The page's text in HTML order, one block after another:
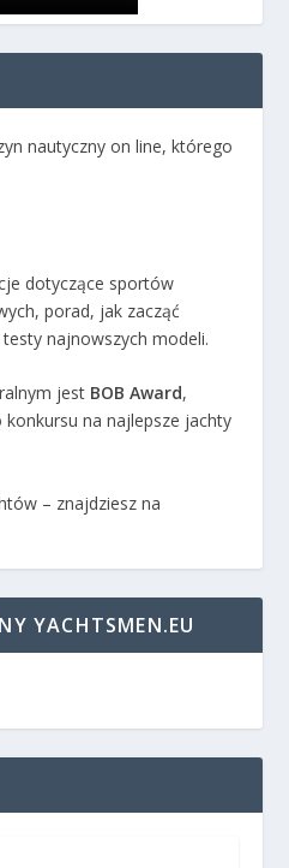
nautyczny on line, którego
dotyczące sportów
porad, jak zacząć
najnowszych modeli.
jest BOB Award,
na najlepsze jachty
– znajdziesz na
YACHTSMEN.EU